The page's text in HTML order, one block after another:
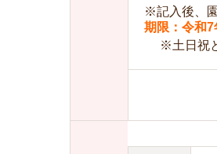
※記入後、
期限：令和
※土日祝と